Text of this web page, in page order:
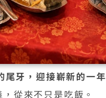
尾牙，迎接嶄新的一年
從來不只是吃飯。